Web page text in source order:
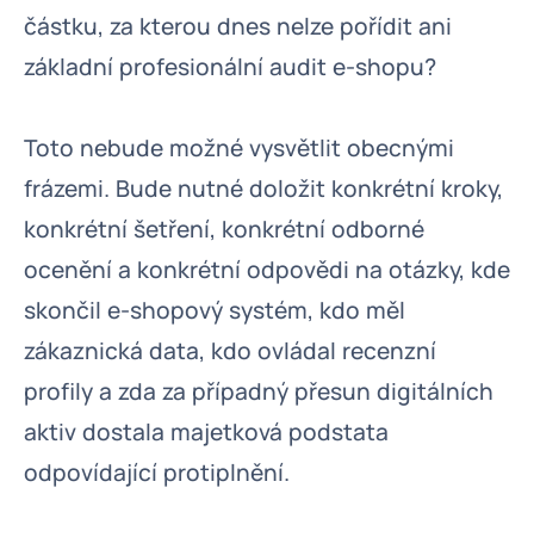
částku, za kterou dnes nelze pořídit ani
základní profesionální audit e-shopu?
Toto nebude možné vysvětlit obecnými
frázemi. Bude nutné doložit konkrétní kroky,
konkrétní šetření, konkrétní odborné
ocenění a konkrétní odpovědi na otázky, kde
skončil e-shopový systém, kdo měl
zákaznická data, kdo ovládal recenzní
profily a zda za případný přesun digitálních
aktiv dostala majetková podstata
odpovídající protiplnění.